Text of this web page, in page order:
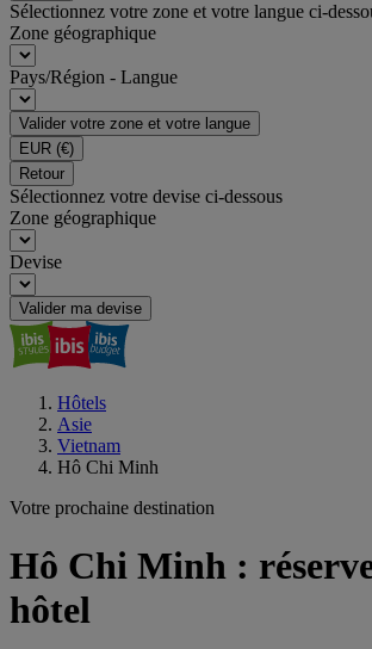
Sélectionnez votre zone et votre langue ci-
Zone géographique
Pays/Région - Langue
Valider votre zone et votre langue
EUR (€)
Retour
Sélectionnez votre devise ci-dessous
Zone géographique
Devise
Valider ma devise
Hôtels
Asie
Vietnam
Hô Chi Minh
Votre prochaine destination
Hô Chi Minh :
hôtel